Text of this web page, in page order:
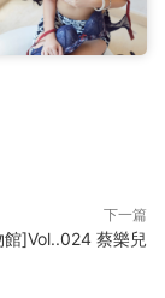
下一篇
館]Vol..024 蔡樂兒